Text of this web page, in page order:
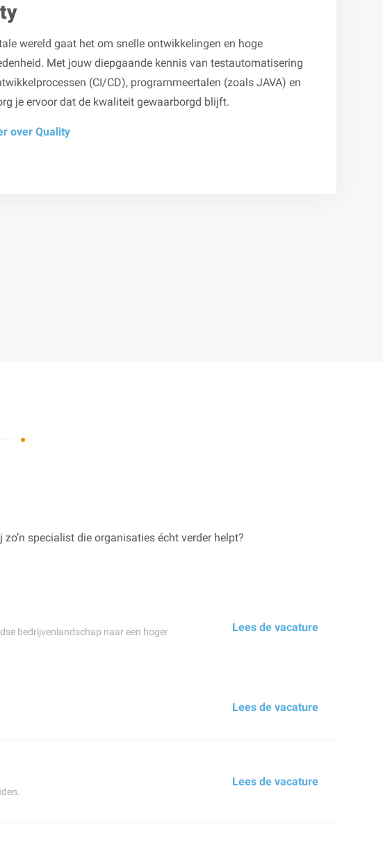
wereld gaat het om snelle ontwikkelingen en hoge
Met jouw diepgaande kennis van testautomatisering
(CI/CD), programmeertalen (zoals JAVA) en
je ervoor dat de kwaliteit gewaarborgd blijft.
over Quality
specialist die organisaties écht verder helpt?
bedrijvenlandschap naar een hoger
Lees de vacature
Lees de vacature
Lees de vacature